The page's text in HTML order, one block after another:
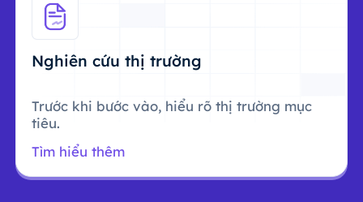
Nghiên cứu thị trường
Trước khi bước vào, hiểu rõ thị trường mục
tiêu.
Tìm hiểu thêm